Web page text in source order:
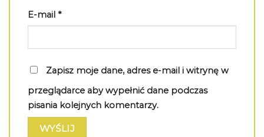
E-mail *
Zapisz moje dane, adres e-mail i witrynę w
przeglądarce aby wypełnić dane podczas
pisania kolejnych komentarzy.